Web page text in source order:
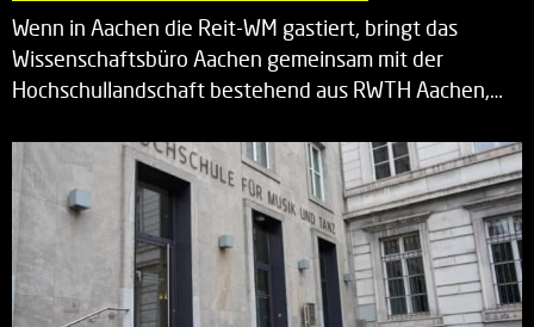
Wenn in Aachen die Reit-WM gastiert, bringt das
Wissenschaftsbüro Aachen gemeinsam mit der
Hochschullandschaft bestehend aus RWTH Aachen,…